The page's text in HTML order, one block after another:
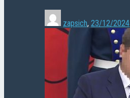
zapsich, 23/12/2024